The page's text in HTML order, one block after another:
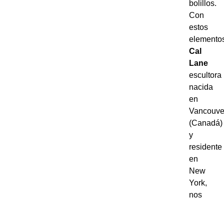
bolillos.
Con
estos
Cal
Lane
escultora
nacida
en
(Canadá)
y
residente
en
New
York,
nos